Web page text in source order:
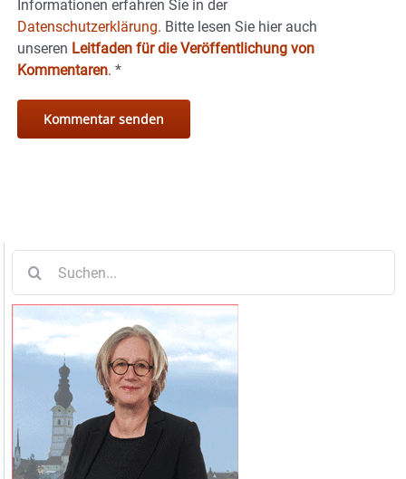
Informationen erfahren Sie in der
Datenschutzerklärung. Bitte lesen Sie hier auch
unseren Leitfaden für die Veröffentlichung von
Kommentaren. *
nach: